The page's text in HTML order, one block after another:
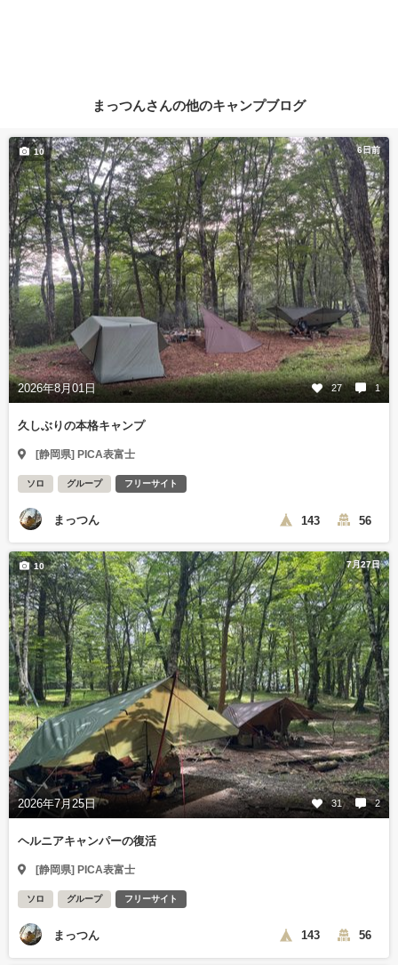
まっつんさんの他のキャンプブログ
6日前
2026年8月01日 27 1
10
久しぶりの本格キャンプ
[静岡県] PICA表富士
ソロ グループ フリーサイト
まっつん 143 56
7月27日
2026年7月25日 31 2
10
ヘルニアキャンパーの復活
[静岡県] PICA表富士
ソロ グループ フリーサイト
まっつん 143 56